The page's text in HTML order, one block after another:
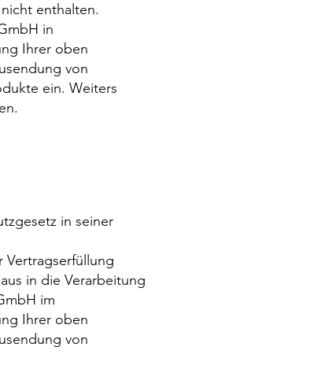
enthalten.
in
Ihrer oben
von
ein. Weiters
in seiner
in die Verarbeitung
im
Ihrer oben
von